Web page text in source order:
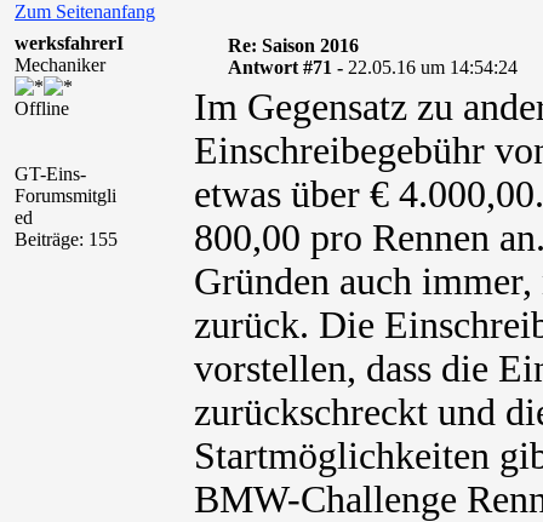
Zum Seitenanfang
werksfahrerI
Mechaniker
Offline
GT-Eins-
Forumsmitgli
ed
Beiträge: 155
Re: Saison 2016
Antwort #71 - 22.05.16 um 14:54:24
Im Gegensatz zu
Einschreibegebühr
etwas über €
800,00 pro Rennen
Gründen auch
zurück. Die
vorstellen, dass die
zurückschreckt und
Startmöglichkeiten
BMW-Challenge